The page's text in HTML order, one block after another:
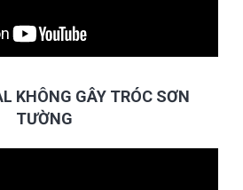
KHÔNG GÂY TRÓC SƠN
TƯỜNG